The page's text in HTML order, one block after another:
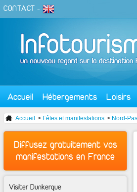
CONTACT -
Accueil Hébergements Loisirs
Accueil > Fêtes et manifestations > Nord-
Diffusez gratuitement vos
manifestations en France
Visiter Dunkerque